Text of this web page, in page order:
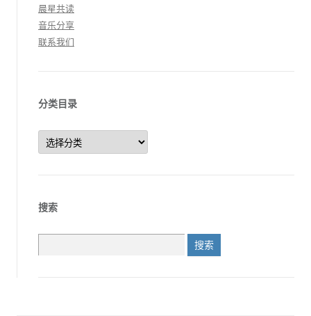
晨星共读
音乐分享
联系我们
分类目录
分
类
目
搜索
索：